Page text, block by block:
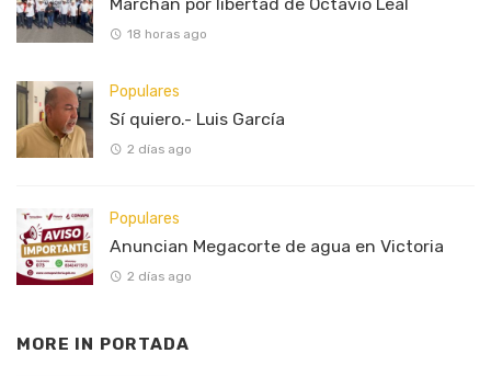
18 horas ago
Populares
Sí quiero.- Luis García
2 días ago
Populares
Anuncian Megacorte de agua en Victoria
2 días ago
MORE IN PORTADA